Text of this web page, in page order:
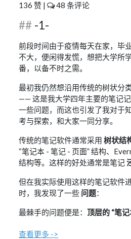
136 赞 |
48 条评论
-1-
前段时间由于疫情每天在家，毕
不大，便闲得发慌，想把大学所
番，以备不时之需。
最初我仍然想沿用传统的树状分
—— 这是我大学四年主要的笔记
一些问题，而这也引发了我对于
考与探索，和大家一同分享。
传统的笔记软件通常采用树状结
“笔记本 - 笔记 - 页面” 结构、
结构等。这样的好处通常是笔记
但在我实际使用这样的笔记软件
时，我发现了一些 问题：
最棘手的问题便是：顶层的 “笔记
查看更多 ->